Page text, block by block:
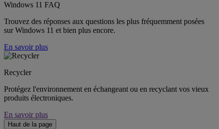
Windows 11 FAQ
Trouvez des réponses aux questions les plus fréquemment posées
sur Windows 11 et bien plus encore.
En savoir plus
Recycler
Protégez l'environnement en échangeant ou en recyclant vos vieux
produits électroniques.
En savoir plus
Haut de la page